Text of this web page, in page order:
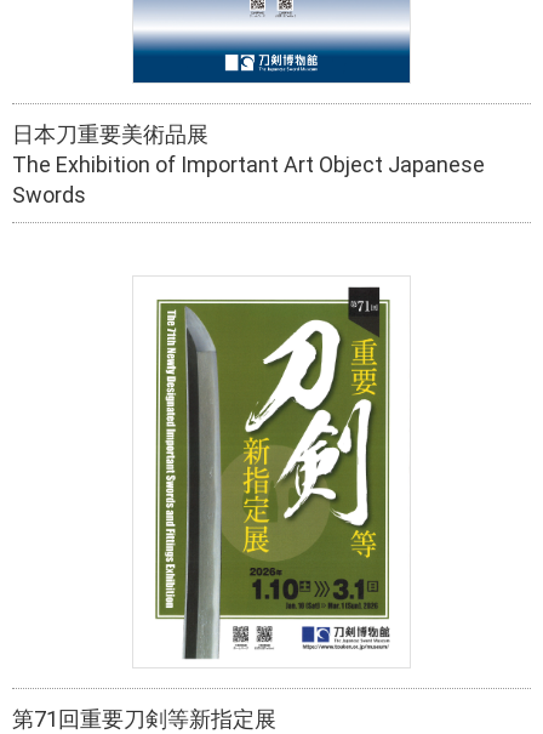
日本刀重要美術品展
The Exhibition of Important Art Object Japanese
Swords
第71回重要刀剣等新指定展